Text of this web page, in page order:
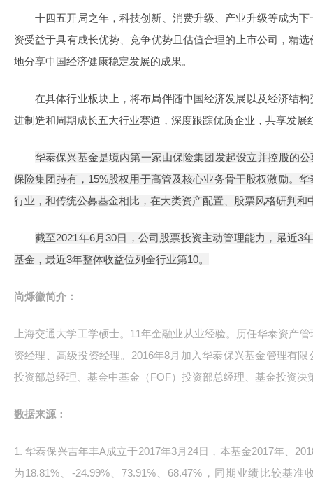
十四五开局之年，科技创新、消费升级、产业升级等成为
资受益于具有成长优势、竞争优势且估值合理的上市公司，精
地分享中国经济健康稳定发展的成果。
在具体行业板块上，将布局伴随中国经济发展以及经济结
进制造和周期成长五大行业赛道，深度跟踪优质企业，共享发展
华泰保兴基金是境内第一家由保险集团发起设立并控股的
保险集团持有，15%股权用于高管及核心业务骨干股权激励。
行业，和传统公募基金相比，在大类资产配置、股票风格研判
截至2021年6月30日，公司股票投资主动管理能力，最近3
基金，最近3年整体收益位列全行业第10。
尚烁徽简介：
上海交通大学工学硕士。11年金融业从业经验。历任华泰资产
资经理、高级投资经理。2016年8月加入华泰保兴基金管理有
投资部总经理、基金中基金（FOF）投资部总经理、基金投资决
数据来源：
1. 华泰保兴吉年丰A成立于2017年3月24日，本基金2017年、
为18.81%、-24.99%、73.91%、68.47%，同期业绩比较基准